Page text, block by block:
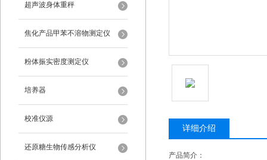
超声波身体重秤
焦化产品甲苯不溶物测定仪
粉体振实密度测定仪
培养器
校准仪源
还原糖生物传感分析仪
详细介绍
产品简介：